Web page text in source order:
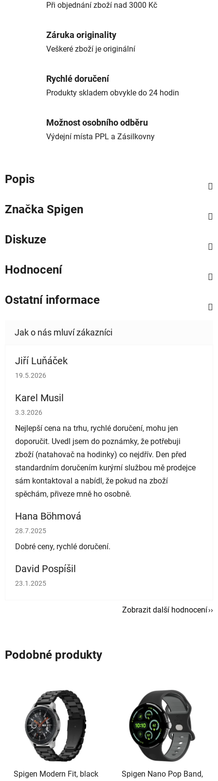
Při objednání zboží nad 3000 Kč
Záruka originality
Veškeré zboží je originální
Rychlé doručení
Produkty skladem obvykle do 24 hodin
Možnost osobního odběru
Výdejní místa PPL a Zásilkovny
Popis
Značka Spigen
Diskuze
Hodnocení
Ostatní informace
Jiří Luňáček
Hodnocení obchodu je 5 z 5 hvězdiček.
19.5.2026
Karel Musil
Hodnocení obchodu je 5 z 5 hvězdiček.
3.3.2026
Nejlepší cena na trhu, rychlé doručení, mohu jen
doporučit. Uvedl jsem do poznámky, že potřebuji
zboží (natahovač na hodinky) co nejdřív. Den před
standardním doručením kurýrní službou mě prodejce
sám kontaktoval a nabídl, že pokud na zboží
spěchám, přiveze mně ho osobně.
Hana Böhmová
Hodnocení obchodu je 5 z 5 hvězdiček.
28.7.2025
Dobré ceny, rychlé doručení.
David Pospíšil
Hodnocení obchodu je 5 z 5 hvězdiček.
23.1.2025
Zobrazit další hodnocení
Podobné produkty
Spigen Modern Fit, black
Spigen Nano Pop Band,